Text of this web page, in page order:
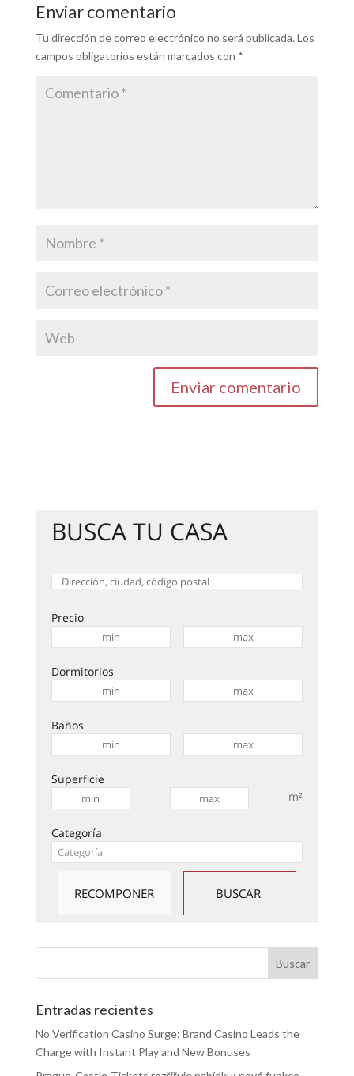
Enviar comentario
Tu dirección de correo electrónico no será publicada. Los
campos obligatorios están marcados con *
BUSCA TU CASA
Precio
Dormitorios
Baños
Superficie
m²
Categoría
Entradas recientes
No Verification Casino Surge: Brand Casino Leads the
Charge with Instant Play and New Bonuses